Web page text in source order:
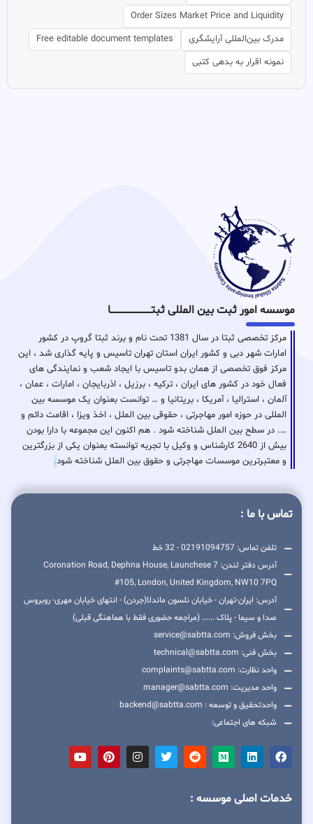
Order Sizes Market Price and Liquidity
مدرک بین‌المللی آرایشگری
Free editable document templates
نمونه اقرار به بدهی کتبی
موسسه امور ثبت بین المللی ثبتـــــــــــــــــــــــــــــا
مرکز تخصصی ثبتا در سال 1381 تحت نام و برند ثبتا گروپ در کشور
امارات شهر دبی و کشور ایران استان تهران تاسیس و پایه گذاری شد ، این
مرکز فوق تخصصی از همان بدو تاسیس با ایجاد شعب و نمایندگی های
فعال خود در کشور های ایران ، ترکیه ، برزیل ، اذربایجان ، امارات ، عمان ،
آلمان ، استرالیا ، آمریکا ، بریتانیا و … توانست بعنوان یک موسسه بین
المللی در حوزه امور مهاجرتی ، حقوقی بین الملل ، اخذ ویزا ، اقامت دائم و
…. در سطح بین الملل شناخته شود . هم اکنون این مجموعه با دارا بودن
بیش از 2640 کارشناس و وکیل با تجربه توانسته بعنوان یکی از بزرگترین
و معتبرترین موسسات مهاجرتی و حقوق بین الملل شناخته شود.
تماس با ما :
تلفن تماس: 02191094757 - 32 خط
آدرس دفتر لندن: 7 Coronation Road, Dephna House, Launchese
#105, London, United Kingdom, NW10 7PQ
آدرس: ایران-تهران - خیابان نلسون ماندلا(جردن) - انتهای خیابان مهری- روبروس
صدا و سیما - پلاک ...... (مراجعه حضوری فقط با هماهنگی قبلی)
بخش فروش: service@sabtta.com
بخش فنی: technical@sabtta.com
واحد نظارت: complaints@sabtta.com
واحد مدیریت: manager@sabtta.com
واحدتحقیق و توسعه : backend@sabtta.com
شبکه های اجتماعی:
خدمات اصلی موسسه :